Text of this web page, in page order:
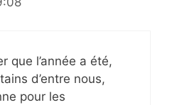
que l’année a été,
d’entre nous,
pour les